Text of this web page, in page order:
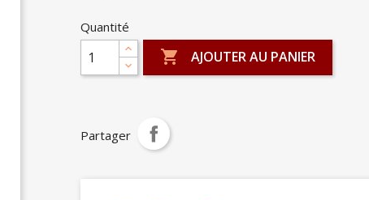
Quantité
 AJOUTER AU PANIER
Partager